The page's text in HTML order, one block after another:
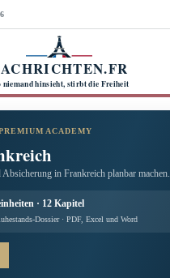
niemand hinsieht, stirbt die Freiheit
ACADEMY
in Frankreich planbar machen.
· 12 Kapitel
Dossier · PDF, Excel und Word